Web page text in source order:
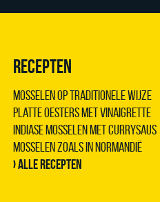
RECEPTEN
Mosselen op traditionele wijze
Platte oesters met vinaigrette
Indiase mosselen met Currysaus
Mosselen zoals in Normandië
› Alle recepten